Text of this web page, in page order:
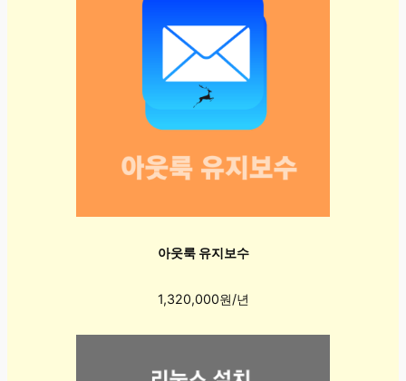
아웃룩 유지보수
1,320,000원/년